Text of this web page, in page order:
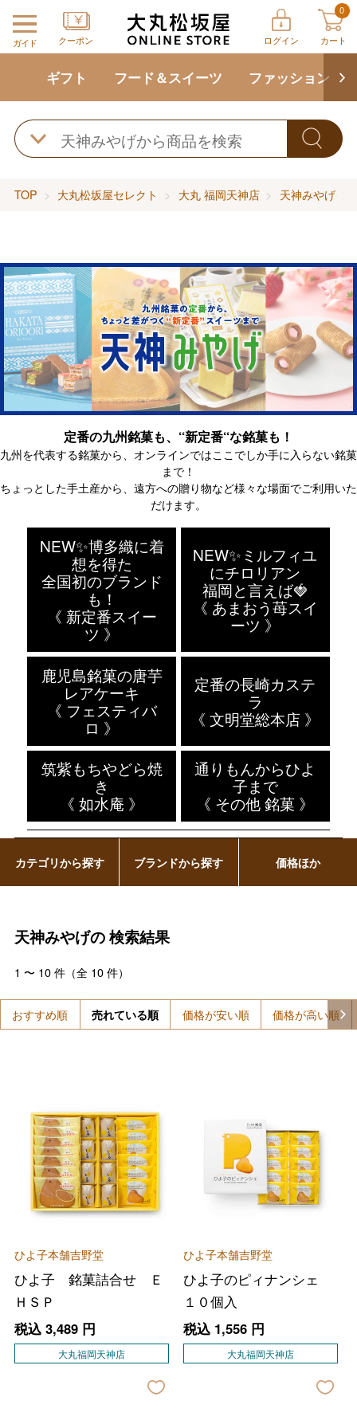
ガイド クーポン ログイン
0
カート
ギフト フード＆スイーツ ファッション
TOP 大丸松坂屋セレクト 大丸 福岡天神店 天神みやげ
定番の九州銘菓も、‘‘新定番‘‘な銘菓も！
九州を代表する銘菓から、オンラインではここでしか手に入らない銘菓
まで！
ちょっとした手土産から、遠方への贈り物など様々な場面でご利用いた
だけます。
NEW✨博多織に着
想を得た
全国初のブランド
も！
《 新定番スイー
ツ 》
NEW✨ミルフィユ
にチロリアン
福岡と言えば🍓
《 あまおう苺スイ
ーツ 》
鹿児島銘菓の唐芋
レアケーキ
《 フェスティバ
ロ 》
定番の長崎カステ
ラ
《 文明堂総本店 》
筑紫もちやどら焼
き
《 如水庵 》
通りもんからひよ
子まで
《 その他 銘菓 》
天神みやげの検索結果
1 〜 10件（全 10件）
おすすめ順 売れている順 価格が安い順 価格が高い順
ひよ子本舗吉野堂
ひよ子 銘菓詰合せ Ｅ
ＨＳＰ
税込 3,489円
大丸福岡天神店
ひよ子本舗吉野堂
ひよ子のピィナンシェ
１０個入
税込 1,556円
大丸福岡天神店
カテゴリから探す ブランドから探す 価格ほか